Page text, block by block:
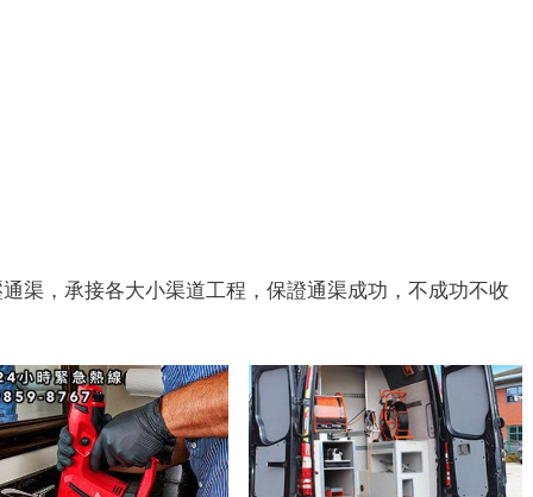
渠，承接各大小渠道工程，保證通渠成功，不成功不收